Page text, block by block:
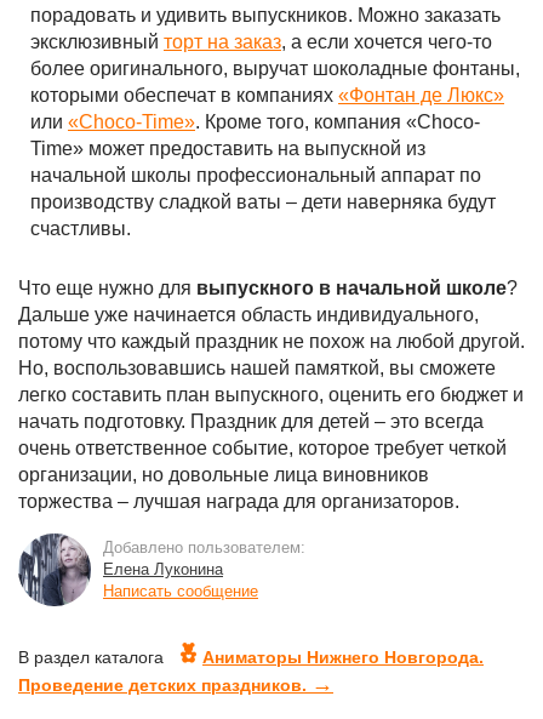
порадовать и удивить выпускников. Можно заказать
эксклюзивный торт на заказ, а если хочется чего-то
более оригинального, выручат шоколадные фонтаны,
которыми обеспечат в компаниях «Фонтан де Люкс»
или «Choco-Time». Кроме того, компания «Choco-
Time» может предоставить на выпускной из
начальной школы профессиональный аппарат по
производству сладкой ваты – дети наверняка будут
счастливы.
Что еще нужно для выпускного в начальной школе?
Дальше уже начинается область индивидуального,
потому что каждый праздник не похож на любой другой.
Но, воспользовавшись нашей памяткой, вы сможете
легко составить план выпускного, оценить его бюджет и
начать подготовку. Праздник для детей – это всегда
очень ответственное событие, которое требует четкой
организации, но довольные лица виновников
торжества – лучшая награда для организаторов.
Добавлено пользователем:
Елена Луконина
Написать сообщение
В раздел каталога
Аниматоры Нижнего Новгорода.
Проведение детских праздников. →